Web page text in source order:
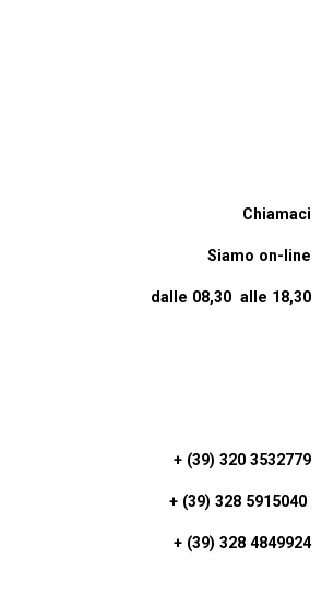
Chiamaci
Siamo on-line
dalle 08,30 alle 18,30
+ (39) 320 3532779
+ (39) 328 5915040
+ (39) 328 4849924